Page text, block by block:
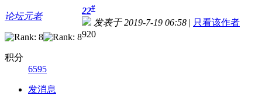
论坛元老
积分
6595
发消息
22#
发表于 2019-7-19 06:58 | 只看该作者
920